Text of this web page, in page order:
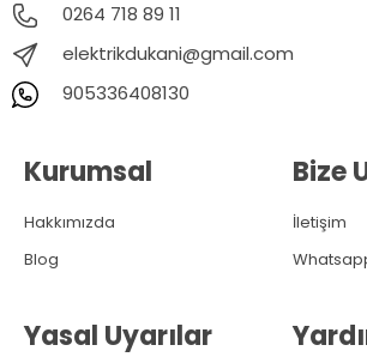
0264 718 89 11
elektrikdukani@gmail.com
905336408130
Kurumsal
Hakkımızda
Blog
Yasal Uyarılar
Bize
İletişim